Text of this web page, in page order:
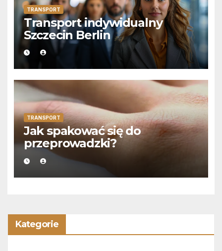
TRANSPORT
Transport indywidualny
Szczecin Berlin
TRANSPORT
Jak spakować się do
przeprowadzki?
Kategorie